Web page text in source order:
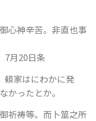
心神辛苦。非直也事
7月20日条
頼家はにわかに発
かったとか。
祈祷等。而卜筮之所